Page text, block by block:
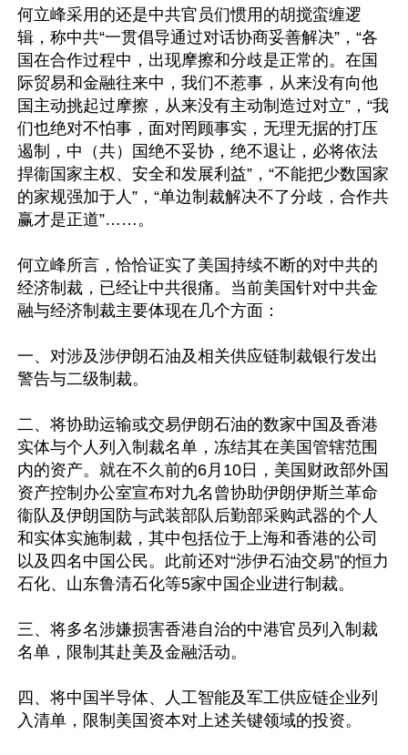
何立峰采用的还是中共官员们惯用的胡搅蛮缠逻
辑，称中共“一贯倡导通过对话协商妥善解决”，“各
国在合作过程中，出现摩擦和分歧是正常的。在国
际贸易和金融往来中，我们不惹事，从来没有向他
国主动挑起过摩擦，从来没有主动制造过对立”，“我
们也绝对不怕事，面对罔顾事实，无理无据的打压
遏制，中（共）国绝不妥协，绝不退让，必将依法
捍衞国家主权、安全和发展利益”，“不能把少数国家
的家规强加于人”，“单边制裁解决不了分歧，合作共
赢才是正道”……。
何立峰所言，恰恰证实了美国持续不断的对中共的
经济制裁，已经让中共很痛。当前美国针对中共金
融与经济制裁主要体现在几个方面：
一、对涉及涉伊朗石油及相关供应链制裁银行发出
警告与二级制裁。
二、将协助运输或交易伊朗石油的数家中国及香港
实体与个人列入制裁名单，冻结其在美国管辖范围
内的资产。就在不久前的6月10日，美国财政部外国
资产控制办公室宣布对九名曾协助伊朗伊斯兰革命
衞队及伊朗国防与武装部队后勤部采购武器的个人
和实体实施制裁，其中包括位于上海和香港的公司
以及四名中国公民。此前还对“涉伊石油交易”的恒力
石化、山东鲁清石化等5家中国企业进行制裁。
三、将多名涉嫌损害香港自治的中港官员列入制裁
名单，限制其赴美及金融活动。
四、将中国半导体、人工智能及军工供应链企业列
入清单，限制美国资本对上述关键领域的投资。